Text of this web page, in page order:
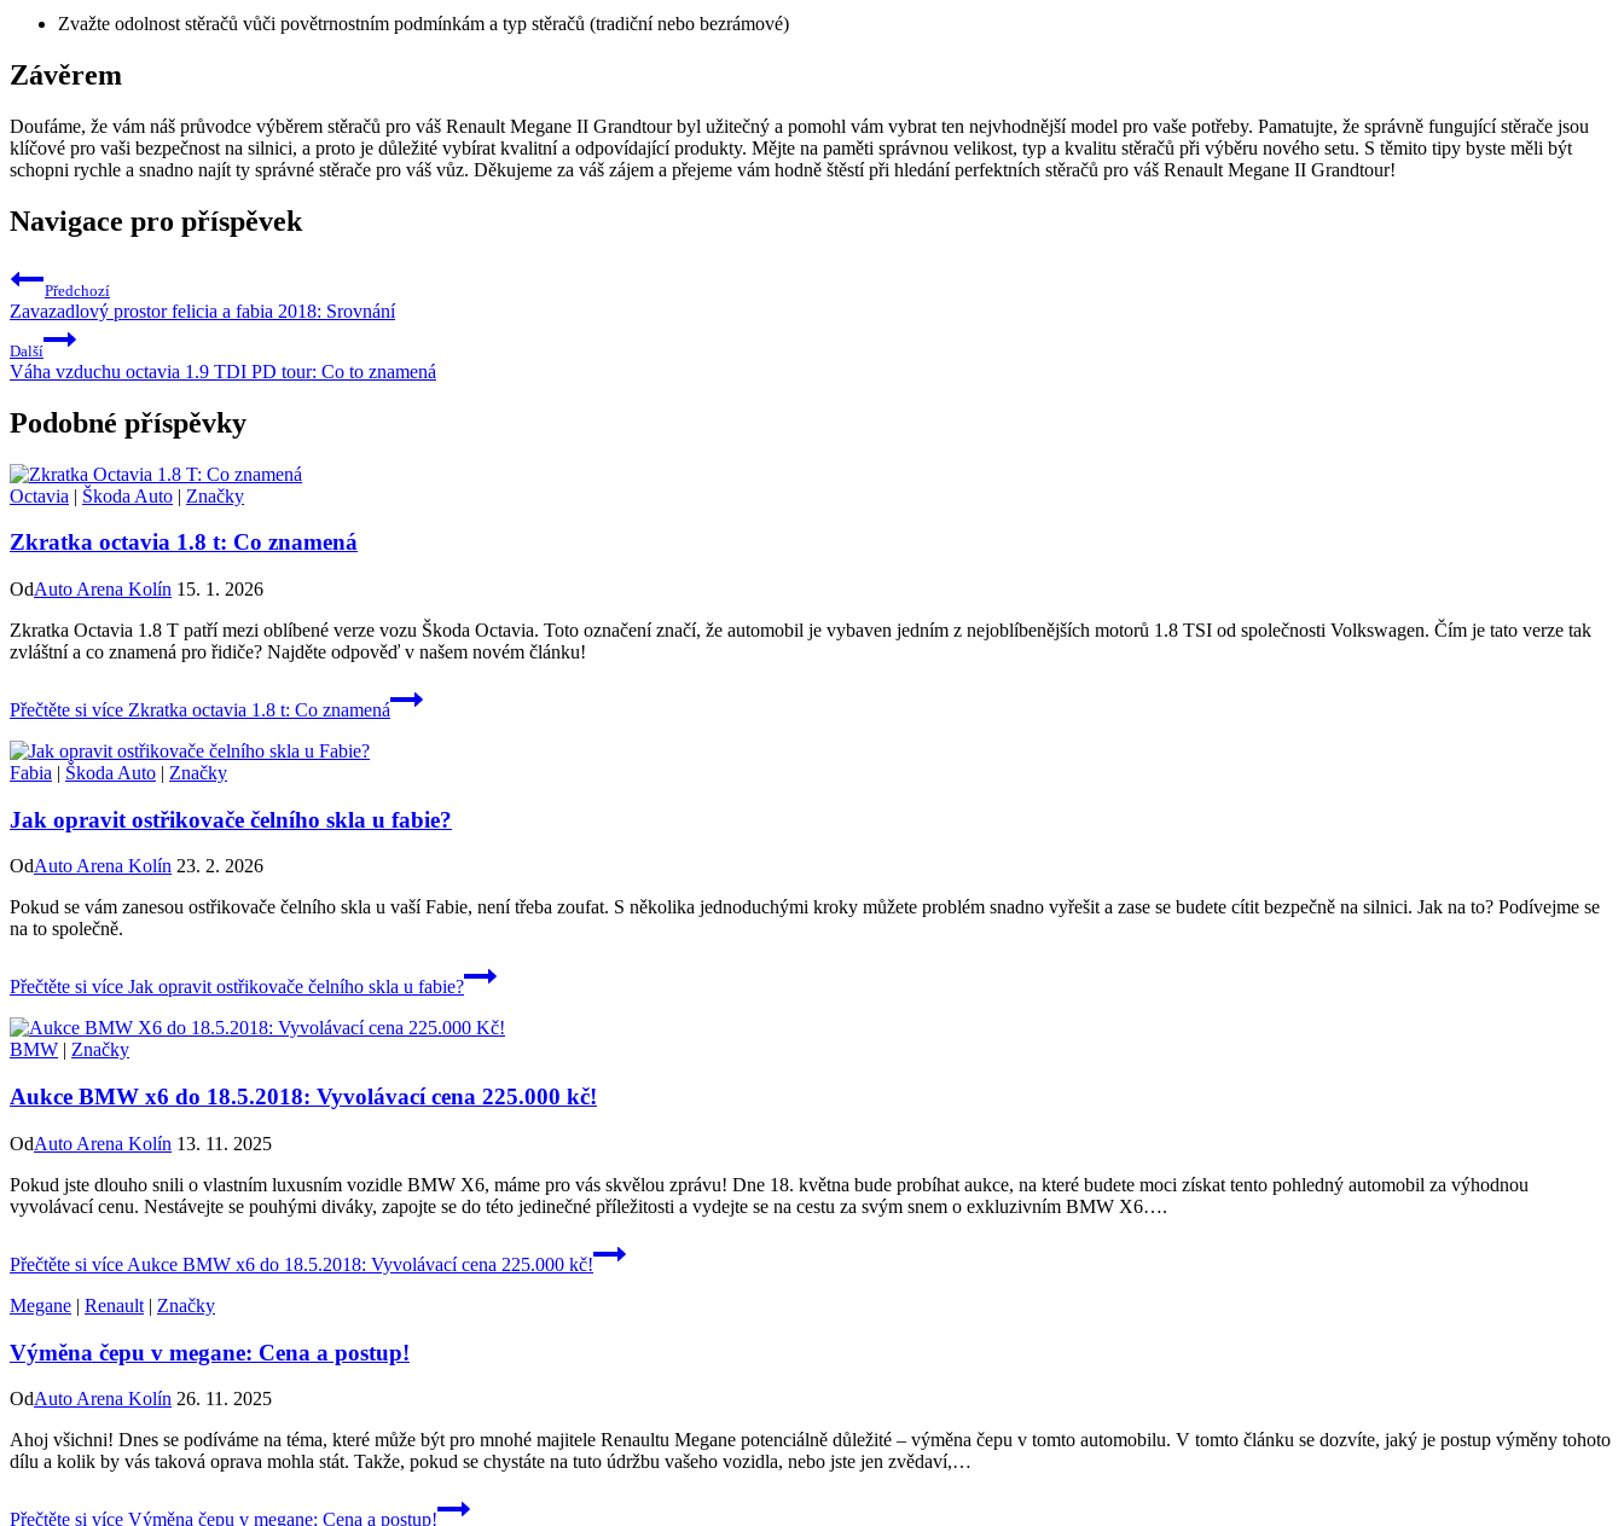
Zvažte odolnost stěračů vůči povětrnostním podmínkám a typ stěračů (tradiční nebo bezrámové)
Závěrem
Doufáme, že vám náš průvodce výběrem stěračů pro váš Renault Megane II Grandtour byl užitečný a pomohl vám vybrat ten nejvhodnější model pro vaše potřeby. Pamatujte, že správně fungující stěrače jsou
klíčové pro vaši bezpečnost na silnici, a proto je důležité vybírat kvalitní a odpovídající produkty. Mějte na paměti správnou velikost, typ a kvalitu stěračů při výběru nového setu. S těmito tipy byste měli být
schopni rychle a snadno najít ty správné stěrače pro váš vůz. Děkujeme za váš zájem a přejeme vám hodně štěstí při hledání perfektních stěračů pro váš Renault Megane II Grandtour!
Navigace pro příspěvek
Předchozí
Zavazadlový prostor felicia a fabia 2018: Srovnání
Další
Váha vzduchu octavia 1.9 TDI PD tour: Co to znamená
Podobné příspěvky
Octavia | Škoda Auto | Značky
Zkratka octavia 1.8 t: Co znamená
OdAuto Arena Kolín 15. 1. 2026
Zkratka Octavia 1.8 T patří mezi oblíbené verze vozu Škoda Octavia. Toto označení značí, že automobil je vybaven jedním z nejoblíbenějších motorů 1.8 TSI od společnosti Volkswagen. Čím je tato verze tak
zvláštní a co znamená pro řidiče? Najděte odpověď v našem novém článku!
Přečtěte si více Zkratka octavia 1.8 t: Co znamená
Fabia | Škoda Auto | Značky
Jak opravit ostřikovače čelního skla u fabie?
OdAuto Arena Kolín 23. 2. 2026
Pokud se vám zanesou ostřikovače čelního skla u vaší Fabie, není třeba zoufat. S několika jednoduchými kroky můžete problém snadno vyřešit a zase se budete cítit bezpečně na silnici. Jak na to? Podívejme se
na to společně.
Přečtěte si více Jak opravit ostřikovače čelního skla u fabie?
BMW | Značky
Aukce BMW x6 do 18.5.2018: Vyvolávací cena 225.000 kč!
OdAuto Arena Kolín 13. 11. 2025
Pokud jste dlouho snili o vlastním luxusním vozidle BMW X6, máme pro vás skvělou zprávu! Dne 18. května bude probíhat aukce, na které budete moci získat tento pohledný automobil za výhodnou
vyvolávací cenu. Nestávejte se pouhými diváky, zapojte se do této jedinečné příležitosti a vydejte se na cestu za svým snem o exkluzivním BMW X6….
Přečtěte si více Aukce BMW x6 do 18.5.2018: Vyvolávací cena 225.000 kč!
Megane | Renault | Značky
Výměna čepu v megane: Cena a postup!
OdAuto Arena Kolín 26. 11. 2025
Ahoj všichni! Dnes se podíváme na téma, které může být pro mnohé majitele Renaultu Megane potenciálně důležité – výměna čepu v tomto automobilu. V tomto článku se dozvíte, jaký je postup výměny tohoto
dílu a kolik by vás taková oprava mohla stát. Takže, pokud se chystáte na tuto údržbu vašeho vozidla, nebo jste jen zvědaví,…
Přečtěte si více Výměna čepu v megane: Cena a postup!